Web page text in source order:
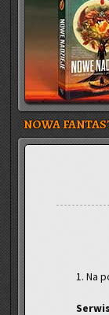
NOWA
1. Na
Ser­wis